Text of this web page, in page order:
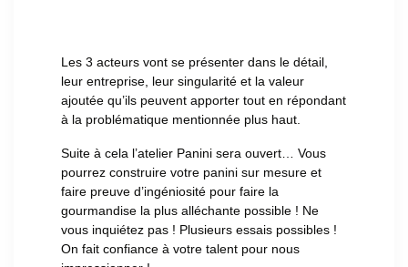
Les 3 acteurs vont se présenter dans le détail,
leur entreprise, leur singularité et la valeur
ajoutée qu’ils peuvent apporter tout en répondant
à la problématique mentionnée plus haut.
Suite à cela l’atelier Panini sera ouvert… Vous
pourrez construire votre panini sur mesure et
faire preuve d’ingéniosité pour faire la
gourmandise la plus alléchante possible ! Ne
vous inquiétez pas ! Plusieurs essais possibles !
On fait confiance à votre talent pour nous